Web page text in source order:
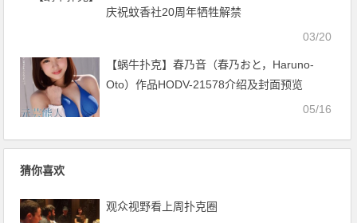
庆祝蚊香社20周年牺牲解禁
03/20
【蜗牛扑克】春乃音（春乃おと，Haruno-
Oto）作品HODV-21578介绍及封面预览
05/16
猜你喜欢
观众视野看上周扑克圈